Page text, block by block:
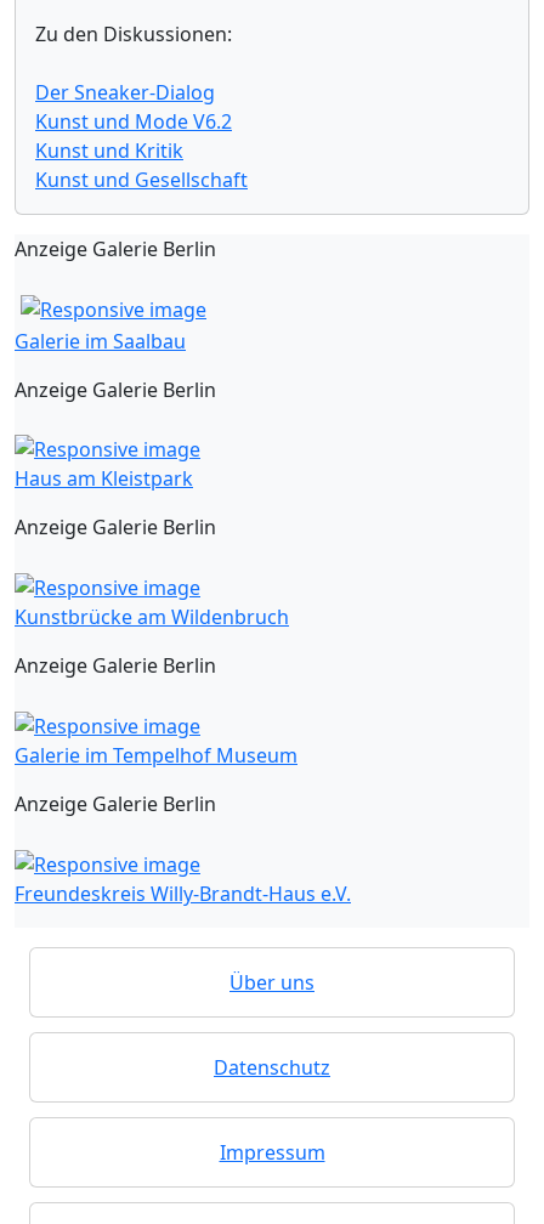
Zu den Diskussionen:
Der Sneaker-Dialog
Kunst und Mode V6.2
Kunst und Kritik
Kunst und Gesellschaft
Anzeige Galerie Berlin
Galerie im Saalbau
Anzeige Galerie Berlin
Haus am Kleistpark
Anzeige Galerie Berlin
Kunstbrücke am Wildenbruch
Anzeige Galerie Berlin
Galerie im Tempelhof Museum
Anzeige Galerie Berlin
Freundeskreis Willy-Brandt-Haus e.V.
Über uns
Datenschutz
Impressum